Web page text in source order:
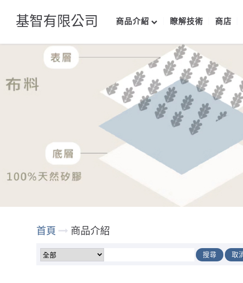
基智有限公司 商品介紹 瞭解技術 商店
首頁 商品介紹